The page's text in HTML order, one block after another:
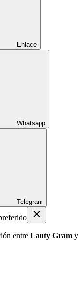
Enlace
Whatsapp
Telegram
entre Lauty Gram y